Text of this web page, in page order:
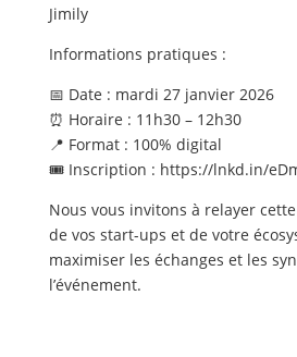
Jimily
Informations pratiques :
📅 Date : mardi 27 janvier 2026
⏰ Horaire : 11h30 – 12h30
📍 Format : 100% digital
🎟️ Inscription : https://lnkd.in/
Nous vous invitons à relayer
de vos start-ups et de votre
maximiser les échanges et les
l’événement.